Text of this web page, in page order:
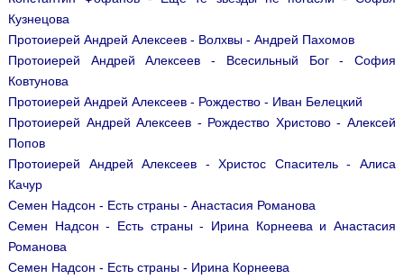
Кузнецова
Протоиерей Андрей Алексеев - Волхвы - Андрей Пахомов
Протоиерей Андрей Алексеев - Всесильный Бог - София
Ковтунова
Протоиерей Андрей Алексеев - Рождество - Иван Белецкий
Протоиерей Андрей Алексеев - Рождество Христово - Алексей
Попов
Протоиерей Андрей Алексеев - Христос Спаситель - Алиса
Качур
Семен Надсон - Есть страны - Анастасия Романова
Семен Надсон - Есть страны - Ирина Корнеева и Анастасия
Романова
Семен Надсон - Есть страны - Ирина Корнеева